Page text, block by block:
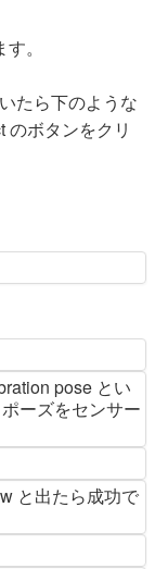
。
たら下のような
ボタンをクリ
pose とい
ーズをセンサー
と出たら成功で